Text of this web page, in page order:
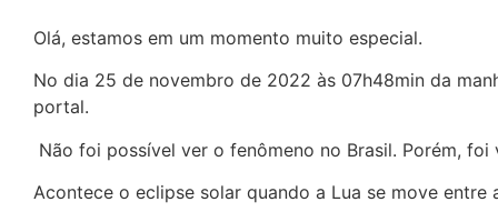
Olá, estamos em um momento muito especial.
No dia 25 de novembro de 2022 às 07h48min da
portal.
Não foi possível ver o fenômeno no Brasil. Porém,
Acontece o eclipse solar quando a Lua se move